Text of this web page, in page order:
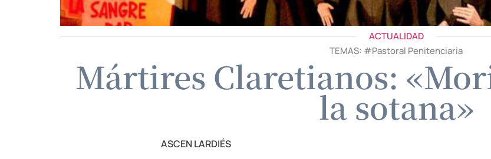
ACTUALIDAD
TEMAS: #Pastoral Penitenciaria
Mártires Claretianos:
la sotana»
ASCEN LARDIÉS